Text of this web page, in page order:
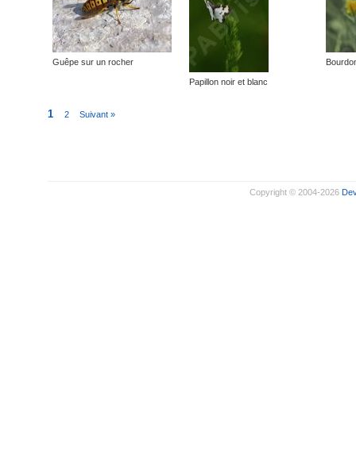
Guêpe sur un rocher
Papillon noir et blanc
1 2 Suivant »
Copyright © 2004-2026